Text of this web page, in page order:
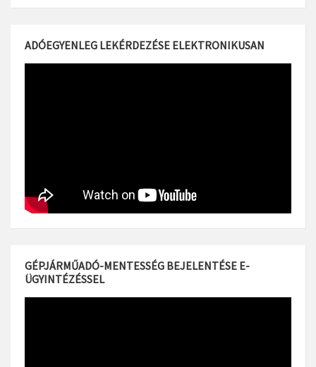
ADÓEGYENLEG LEKÉRDEZÉSE ELEKTRONIKUSAN
GÉPJÁRMŰADÓ-MENTESSÉG BEJELENTÉSE E-
ÜGYINTÉZÉSSEL